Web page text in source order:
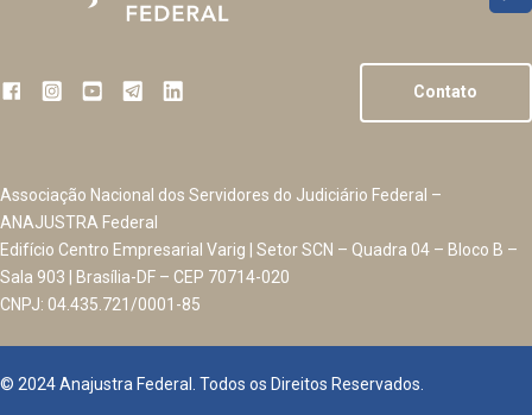
Contato
Associação Nacional dos Servidores do Judiciário Federal –
ANAJUSTRA Federal
Edifício Centro Empresarial Varig | Setor SCN – Quadra 04 – Bloco B –
Sala 903 | Brasília-DF – CEP 70714-020
CNPJ: 04.435.721/0001-85
© 2024 Anajustra Federal. Todos os Direitos Reservados.